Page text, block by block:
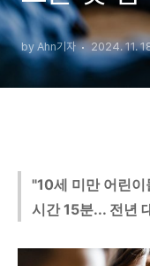
by Ahn기자 2024. 11.
"10세 미만 어린이
시간 15분... 전년